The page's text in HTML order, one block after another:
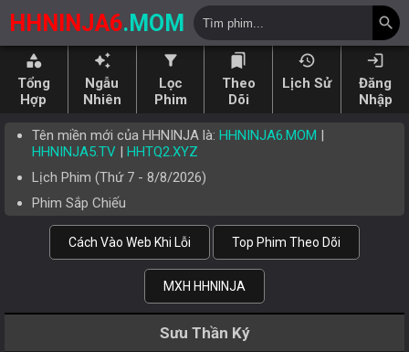
HHNINJA6.MOM search
category
Tổng
Hợp
auto_awesome
Ngẫu
Nhiên
filter_alt
Lọc
Phim
bookmarks
Theo
Dõi
history
Lịch Sử
login
Đăng
Nhập
Tên miền mới của HHNINJA là: HHNINJA6.MOM |
HHNINJA5.TV | HHTQ2.XYZ
Lịch Phim (Thứ 7 - 8/8/2026)
Phim Sắp Chiếu
Cách Vào Web Khi Lỗi Top Phim Theo Dõi
MXH HHNINJA
Sưu Thần Ký